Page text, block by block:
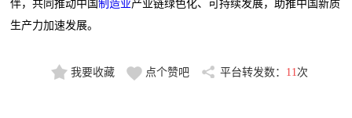
伴，共同推动中国制造业产业链绿色化、可持续发展，助推中国新质
生产力加速发展。
我要收藏 点个赞吧 平台转发数： 11 次